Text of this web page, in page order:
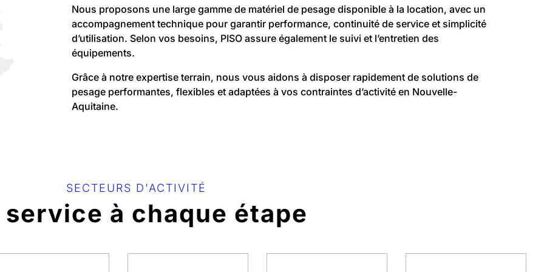
Nous proposons une large gamme de matériel de pesage disponible à la location, avec un
accompagnement technique pour garantir performance, continuité de service et simplicité
d’utilisation. Selon vos besoins, PISO assure également le suivi et l’entretien des
équipements.
Grâce à notre expertise terrain, nous vous aidons à disposer rapidement de solutions de
pesage performantes, flexibles et adaptées à vos contraintes d’activité en Nouvelle-
Aquitaine.
SECTEURS D'ACTIVITÉ
service à chaque étape